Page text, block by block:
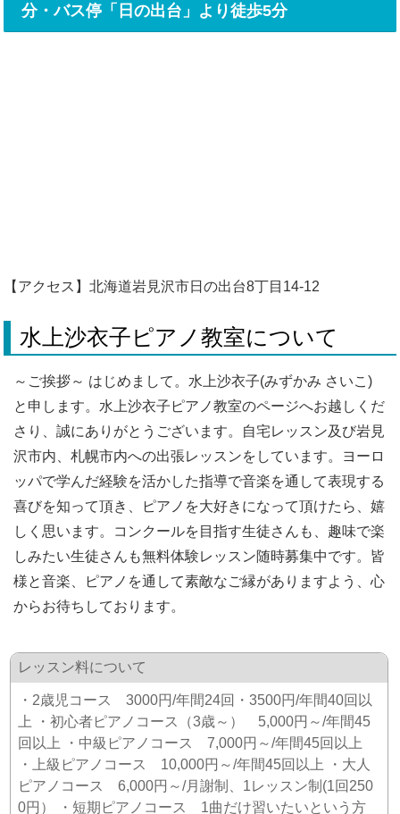
分・バス停「日の出台」より徒歩5分
【アクセス】北海道岩見沢市日の出台8丁目14-12
水上沙衣子ピアノ教室について
～ご挨拶～ はじめまして。水上沙衣子(みずかみ さいこ)
と申します。水上沙衣子ピアノ教室のページへお越しくだ
さり、誠にありがとうございます。自宅レッスン及び岩見
沢市内、札幌市内への出張レッスンをしています。ヨーロ
ッパで学んだ経験を活かした指導で音楽を通して表現する
喜びを知って頂き、ピアノを大好きになって頂けたら、嬉
しく思います。コンクールを目指す生徒さんも、趣味で楽
しみたい生徒さんも無料体験レッスン随時募集中です。皆
様と音楽、ピアノを通して素敵なご縁がありますよう、心
からお待ちしております。
レッスン料について
・2歳児コース 3000円/年間24回・3500円/年間40回以
上 ・初心者ピアノコース（3歳～） 5,000円～/年間45
回以上 ・中級ピアノコース 7,000円～/年間45回以上
・上級ピアノコース 10,000円～/年間45回以上 ・大人
ピアノコース 6,000円～/月謝制、1レッスン制(1回250
0円） ・短期ピアノコース 1曲だけ習いたいという方